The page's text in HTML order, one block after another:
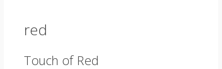
red
Touch of Red